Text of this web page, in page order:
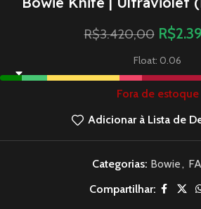
R$3.420,00 R$
Float: 0.06
Fora de estoque
Adicionar à Lista de
Categorias: Bowie,
Compartilhar: